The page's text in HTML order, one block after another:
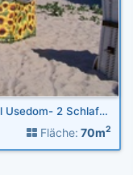
Neue Ferienwohnung a. der Sonneninsel Usedom- 2 Schlafzimmer
Fläche: 70m2